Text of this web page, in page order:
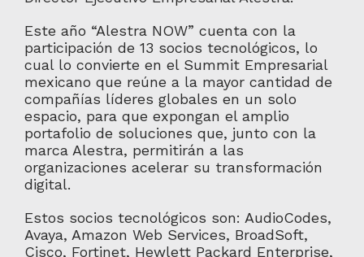
Este año “Alestra NOW” cuenta con la
participación de 13 socios tecnológicos, lo
cual lo convierte en el Summit Empresarial
mexicano que reúne a la mayor cantidad de
compañías líderes globales en un solo
espacio, para que expongan el amplio
portafolio de soluciones que, junto con la
marca Alestra, permitirán a las
organizaciones acelerar su transformación
digital.
Estos socios tecnológicos son: AudioCodes,
Avaya, Amazon Web Services, BroadSoft,
Cisco, Fortinet, Hewlett Packard Enterprise,